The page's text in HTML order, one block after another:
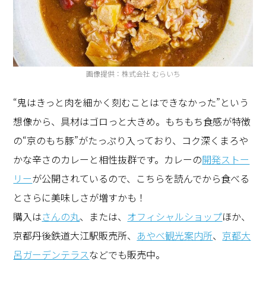
画像提供：株式会社 むらいち
“鬼はきっと肉を細かく刻むことはできなかった”という
想像から、具材はゴロっと大きめ。もちもち食感が特徴
の“京のもち豚”がたっぷり入っており、コク深くまろや
かな辛さのカレーと相性抜群です。カレーの開発ストー
リーが公開されているので、こちらを読んでから食べる
とさらに美味しさが増すかも！
購入はさんの丸、または、 オフィシャルショップほか、
京都丹後鉄道大江駅販売所、 あやべ観光案内所、京都大
呂ガーデンテラスなどでも販売中。